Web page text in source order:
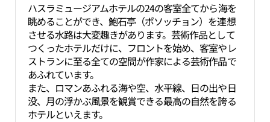
ハスラミュージアムホテルの24の客室全てから海を
眺めることができ、鮑石亭（ポソッチョン）を連想
させる水路は大変趣きがあります。芸術作品として
つくったホテルだけに、フロントを始め、客室やレ
ストランに至る全ての空間が作家による芸術作品で
あふれています。
また、ロマンあふれる海や空、水平線、日の出や日
没、月の浮かぶ風景を観賞できる最高の自然を誇る
ホテルといえます。